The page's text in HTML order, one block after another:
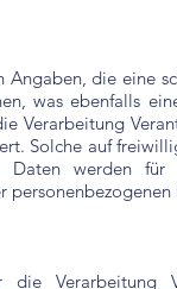
die eine
was ebenfalls
Verarbeitung
Solche auf
Daten werden
Verarbeitung